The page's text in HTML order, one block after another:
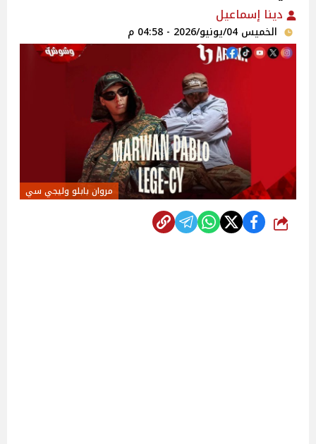
دينا إسماعيل
الخميس 04/يونيو/2026 - 04:58 م
مروان بابلو وليجي سي
شارك